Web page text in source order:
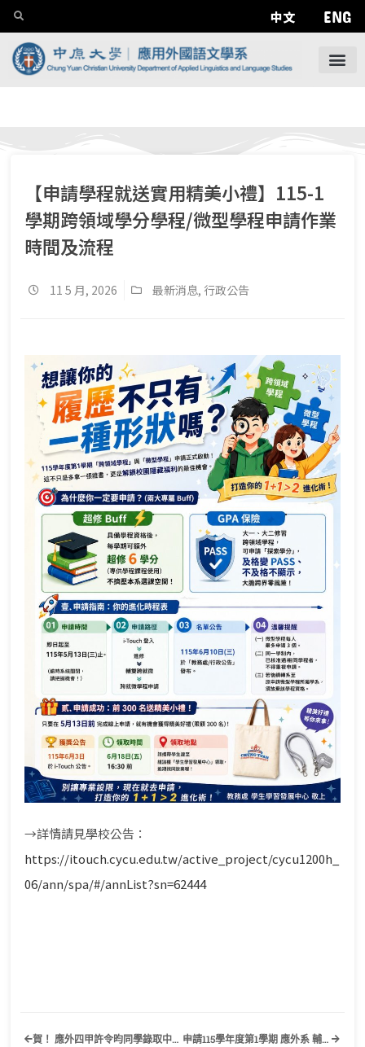
中文 ENG
【申請學程就送實用精美小禮】115-1
學期跨領域學分學程/微型學程申請作業
時間及流程
11 5 月, 2026 最新消息, 行政公告
→詳情請見學校公告：
https://itouch.cycu.edu.tw/active_project/cycu1200h_
06/ann/spa/#/annList?sn=62444
賀！ 應外四甲許令昀同學錄取中央大學英美語文學系研究所 申請115學年度第1學期 應外系 輔系/雙主修面試名單及時程公告